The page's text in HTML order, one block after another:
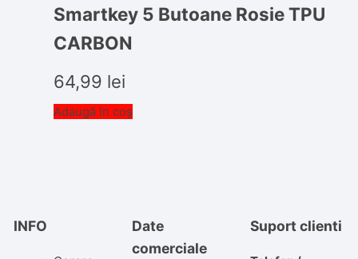
Smartkey 5 Butoane Rosie TPU
CARBON
64,99 lei
Adaugă în coș
INFO
Date
comerciale
Suport clienti